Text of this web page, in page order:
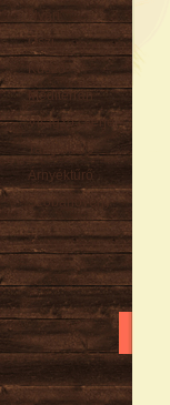
Őszi
Kúszó
Mediterrán
Virágzó cserje
Talajtakaró
Árnyéktűrő
Szobanövény